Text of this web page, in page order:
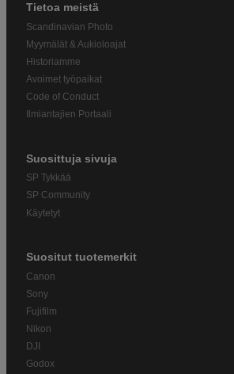
Tietoa meistä
Scandinavian Photo
Myymälät & Aukioloajat
Historiamme
Avoimet työpaikat
Code of Conduct
Ilmiantajien Portaali
Suosittuja sivuja
SP Tykkää
SP Community
Käytetyt
Suositut tuotemerkit
Canon
Sony
Fujifilm
Nikon
DJI
Godox